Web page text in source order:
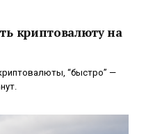
криптовалюту на
“быстро” —